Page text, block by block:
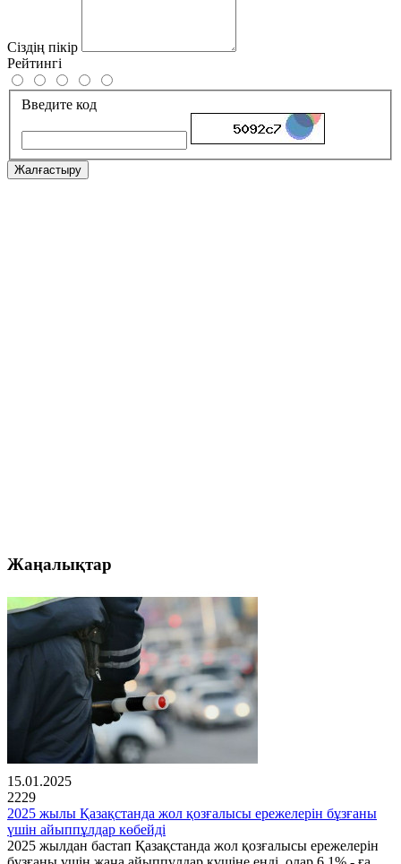
Сіздің пікір
Рейтингі
Введите код
Жалғастыру
Жаңалықтар
15.01.2025
2229
2025 жылы Қазақстанда жол қозғалысы ережелерін бұзғаны
үшін айыппұлдар көбейді
2025 жылдан бастап Қазақстанда жол қозғалысы ережелерін